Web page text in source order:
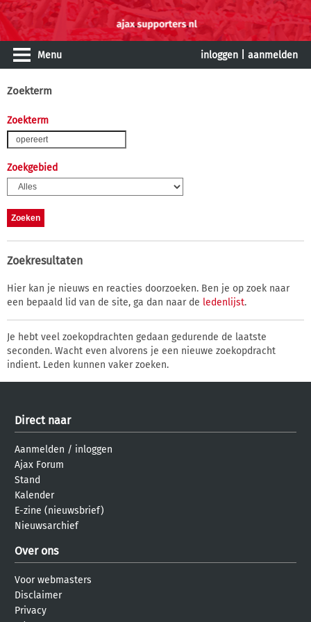
Menu inloggen aanmelden
Zoekterm
Zoekterm
Zoekgebied
Zoekresultaten
Hier kan je nieuws en reacties doorzoeken. Ben je op zoek naar
een bepaald lid van de site, ga dan naar de ledenlijst.
Je hebt veel zoekopdrachten gedaan gedurende de laatste
seconden. Wacht even alvorens je een nieuwe zoekopdracht
indient. Leden kunnen vaker zoeken.
Direct naar
Aanmelden / inloggen
Ajax Forum
Stand
Kalender
E-zine (nieuwsbrief)
Nieuwsarchief
Over ons
Voor webmasters
Disclaimer
Privacy